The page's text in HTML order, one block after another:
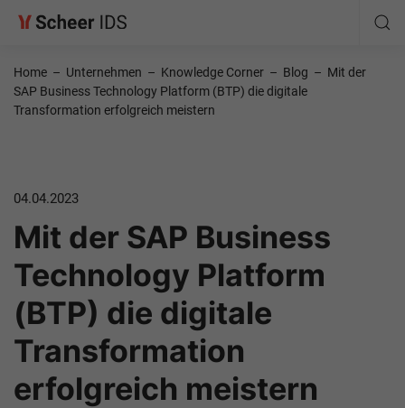
Home – Unternehmen – Knowledge Corner – Blog – Mit der
SAP Business Technology Platform (BTP) die digitale
Transformation erfolgreich meistern
04.04.2023
Mit der SAP Business
Technology Platform
(BTP) die digitale
Transformation
erfolgreich meistern